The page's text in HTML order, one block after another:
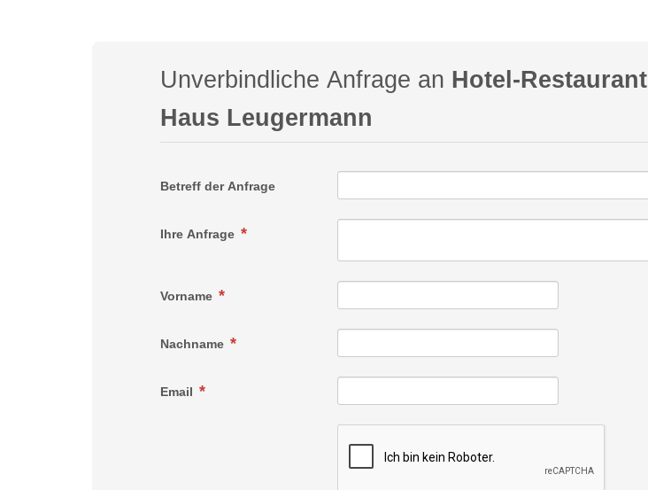
Unverbindliche Anfrage an Hotel-Restaurant
Haus Leugermann
Betreff der Anfrage
Ihre Anfrage
Vorname
Nachname
Email